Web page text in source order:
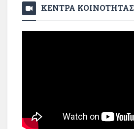
ΚΕΝΤΡΑ ΚΟΙΝΟΤΗΤΑΣ